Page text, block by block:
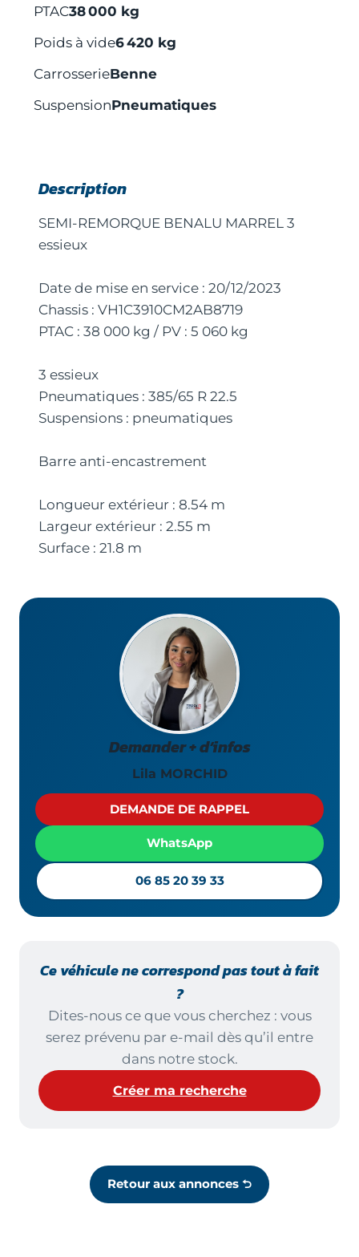
PTAC38 000 kg
Poids à vide6 420 kg
CarrosserieBenne
SuspensionPneumatiques
Description
SEMI-REMORQUE BENALU MARREL 3
essieux
Date de mise en service : 20/12/2023
Chassis : VH1C3910CM2AB8719
PTAC : 38 000 kg / PV : 5 060 kg
3 essieux
Pneumatiques : 385/65 R 22.5
Suspensions : pneumatiques
Barre anti-encastrement
Longueur extérieur : 8.54 m
Largeur extérieur : 2.55 m
Surface : 21.8 m
Demander + d’infos
Lila MORCHID
WhatsApp
06 85 20 39 33
DEMANDE DE RAPPEL
Ce véhicule ne correspond pas tout à fait
?
Dites-nous ce que vous cherchez : vous
serez prévenu par e-mail dès qu’il entre
dans notre stock.
Créer ma recherche
Retour aux annonces ⮌